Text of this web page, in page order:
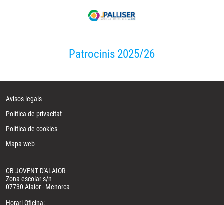
Patrocinis 2025/26
Avisos legals
Política de privacitat
Política de cookies
Mapa web
CB JOVENT D'ALAIOR
Zona escolar s/n
07730 Alaior - Menorca
Horari Oficina: